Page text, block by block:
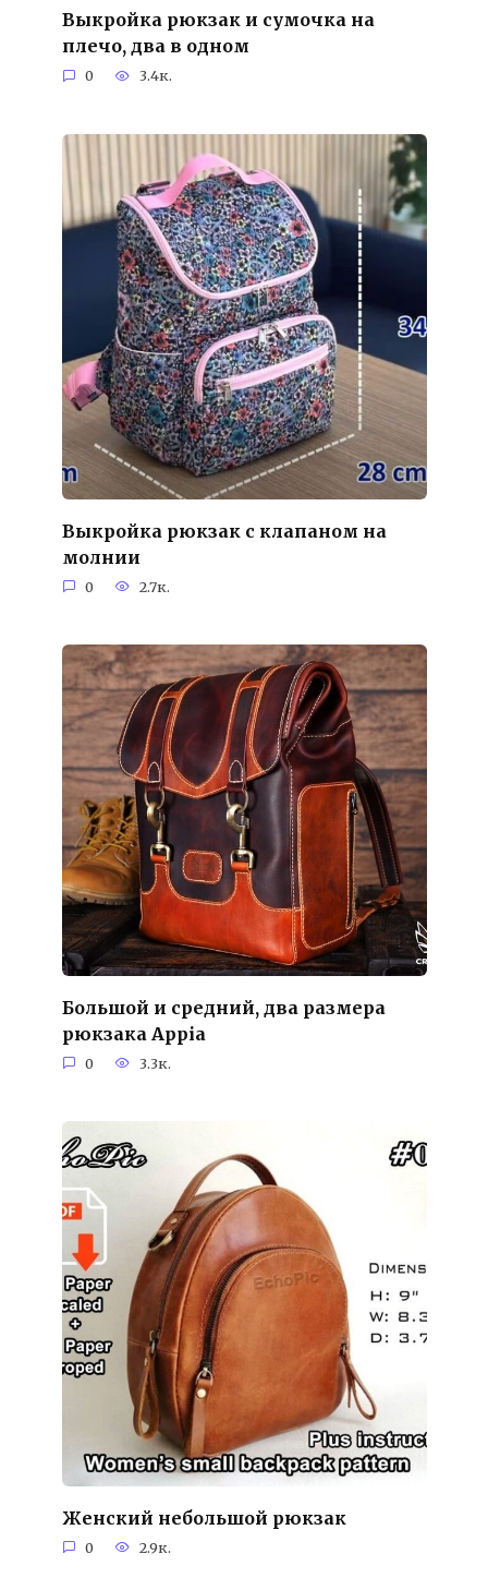
Выкройка рюкзак и сумочка на
плечо, два в одном
0 3.4к.
Выкройка рюкзак с клапаном на
молнии
0 2.7к.
Большой и средний, два размера
рюкзака Appia
0 3.3к.
Женский небольшой рюкзак
0 2.9к.